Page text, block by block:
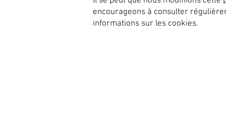
encourageons à consulter
informations sur les cookies.